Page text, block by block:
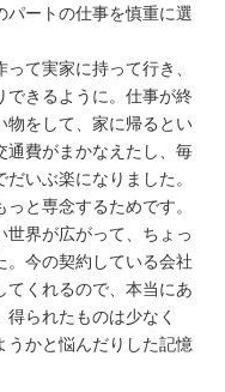
パートの仕事を慎重に選
て実家に持って行き、
できるように。仕事が終
物をして、家に帰るとい
通費がまかなえたし、毎
いぶ楽になりました。
と専念するためです。
界が広がって、ちょっ
。今の契約している会社
てくれるので、本当にあ
られたものは少なく
うかと悩んだりした記憶